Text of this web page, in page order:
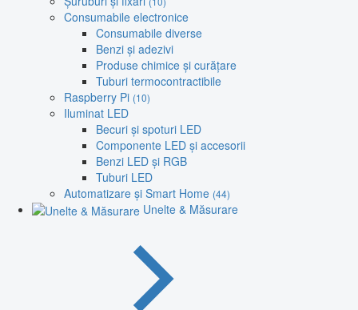
Consumabile electronice
Consumabile diverse
Benzi și adezivi
Produse chimice și curățare
Tuburi termocontractibile
Raspberry Pi (10)
Iluminat LED
Becuri și spoturi LED
Componente LED și accesorii
Benzi LED și RGB
Tuburi LED
Automatizare și Smart Home (44)
Unelte & Măsurare